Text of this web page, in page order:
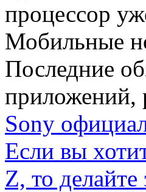
процессор
Мобильные
Последние
приложений,
Sony
Если вы
Z, то